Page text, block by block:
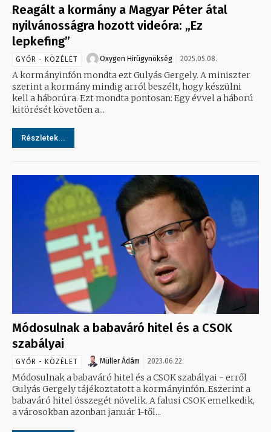
Reagált a kormány a Magyar Péter átal
nyilvánosságra hozott videóra: „Ez
lepkefing”
GYŐR - KÖZÉLET Oxygen Hirügynökség 2025.05.08.
A kormányinfón mondta ezt Gulyás Gergely. A miniszter
szerint a kormány mindig arról beszélt, hogy készülni
kell a háborúra. Ezt mondta pontosan: Egy évvel a háború
kitörését követően a...
Részletek...
Módosulnak a babaváró hitel és a CSOK
szabályai
GYŐR - KÖZÉLET Müller Ádám 2023.06.22.
Módosulnak a babaváró hitel és a CSOK szabályai - erről
Gulyás Gergely tájékoztatott a kormányinfón..Eszerint a
babaváró hitel összegét növelik. A falusi CSOK emelkedik,
a városokban azonban január 1-től...